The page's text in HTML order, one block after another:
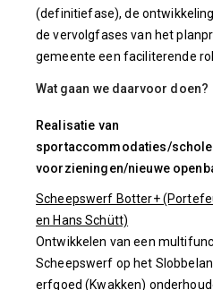
(definitiefase), de
de vervolgfases van het
gemeente een faciliterende rol.
Wat gaan we daarvoor doen?
Realisatie van
sportaccommodaties/
voorzieningen/nieuwe
Scheepswerf Botter+
en Hans Schütt)
Ontwikkelen van een
Scheepswerf op het
erfgoed (Kwakken)